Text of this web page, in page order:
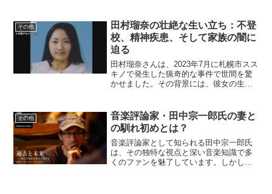
県今治市に本社を構える日本最大手の造
船会社です。多様な船舶の...
その他
田村瑠奈の壮絶な生い立ち：不登
校、精神疾患、そして家族の闇に
迫る
田村瑠奈さんは、2023年7月に札幌市スス
キノで発生した猟奇的な事件で世間を驚
かせました。その背景には、彼女の生い
の幼少期や家庭環境、精神状態に関する
詳細を掘り下げなが...
その他
音楽評論家・田中宗一郎氏の妻と
の馴れ初めとは？
音楽評論家として知られる田中宗一郎氏
は、その独特な視点と深い音楽知識で多
くのファンを魅了しています。しかし、